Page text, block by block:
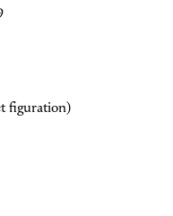
figuration)